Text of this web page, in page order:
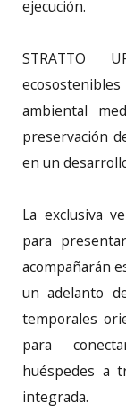
ejecución.
STRATTO
ambiental
preservación
en un
La exclusiva
para
acompañarán
un adelanto
temporales
para
huéspedes a
integrada.